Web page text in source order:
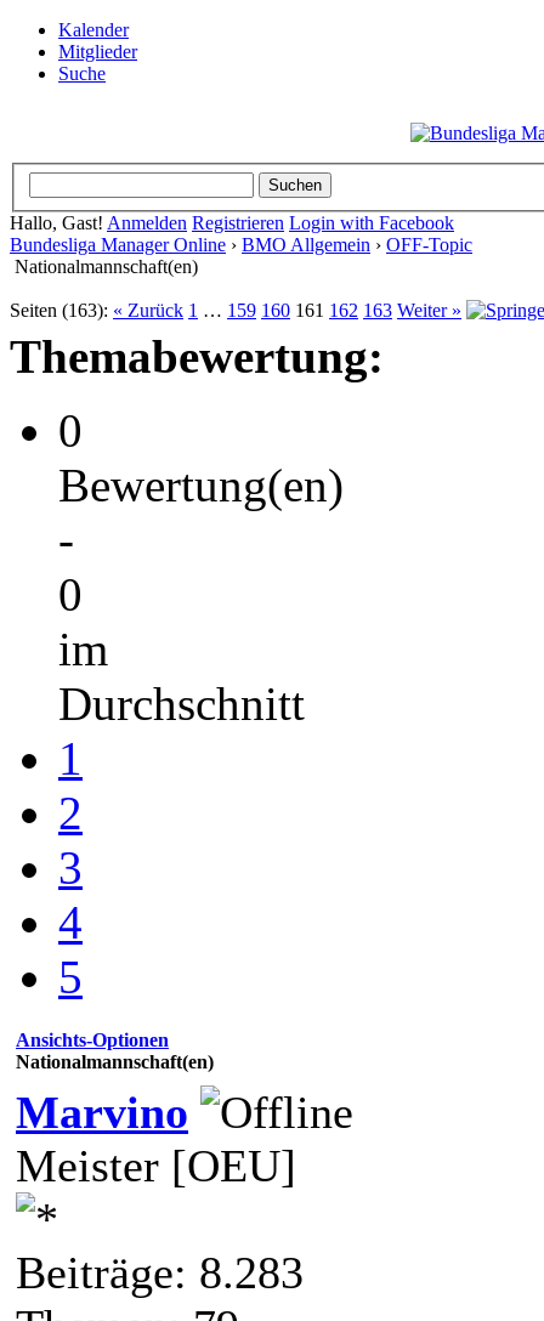
Kalender
Mitglieder
Suche
Hallo, Gast! Anmelden Registrieren Login with Facebook
Bundesliga Manager Online › BMO Allgemein › OFF-Topic
Nationalmannschaft(en)
Seiten (163): « Zurück 1 … 159 160 161 162 163 Weiter »
Themabewertung:
0
Bewertung(en)
-
0
im
Durchschnitt
1
2
3
4
5
Ansichts-Optionen
Nationalmannschaft(en)
Marvino
Meister [OEU]
Beiträge: 8.283